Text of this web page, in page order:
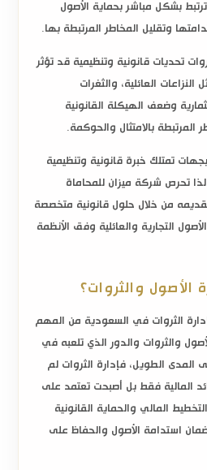
بشكل مباشر بحماية الأصول
وتقليل المخاطر المرتبطة بها.
تحديات قانونية وتنظيمية قد تؤثر
العائلية، والثغرات
وضعف الهيكلة القانونية
المرتبطة بالامتثال والحوكمة.
تمتلك خبرة قانونية وتنظيمية
لذا تحرص شركة ميزان للمحاماة
تقديمه من خلال حلول قانونية متخصصة
التجارية والعائلية وفق الأنظمة
الأصول والثروات؟
الثروات في السعودية من المهم
والثروات والدور الذي تلعبه في
المدى الطويل، فإدارة الثروات لم
المالية فقط بل أصبحت تعتمد على
المالي والحماية القانونية
استدامة الأصول والحفاظ على